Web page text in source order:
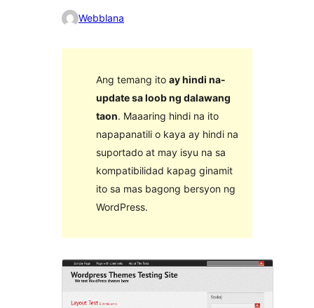
Webblana
Ang temang ito ay hindi na-
update sa loob ng dalawang
taon. Maaaring hindi na ito
napapanatili o kaya ay hindi na
suportado at may isyu na sa
kompatibilidad kapag ginamit
ito sa mas bagong bersyon ng
WordPress.